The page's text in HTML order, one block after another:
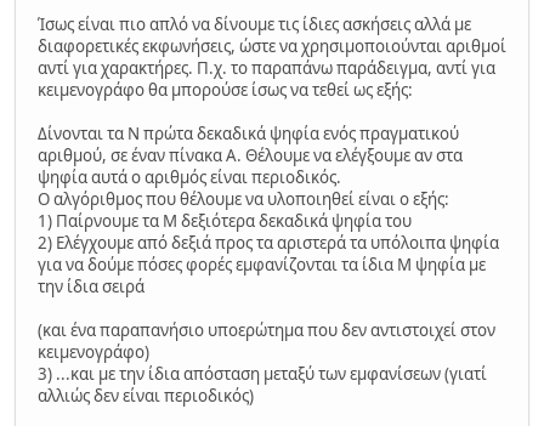
Ίσως είναι πιο απλό να δίνουμε τις ίδιες ασκήσεις αλλά με
διαφορετικές εκφωνήσεις, ώστε να χρησιμοποιούνται αριθμοί
αντί για χαρακτήρες. Π.χ. το παραπάνω παράδειγμα, αντί για
κειμενογράφο θα μπορούσε ίσως να τεθεί ως εξής:
Δίνονται τα Ν πρώτα δεκαδικά ψηφία ενός πραγματικού
αριθμού, σε έναν πίνακα Α. Θέλουμε να ελέγξουμε αν στα
ψηφία αυτά ο αριθμός είναι περιοδικός.
Ο αλγόριθμος που θέλουμε να υλοποιηθεί είναι ο εξής:
1) Παίρνουμε τα Μ δεξιότερα δεκαδικά ψηφία του
2) Ελέγχουμε από δεξιά προς τα αριστερά τα υπόλοιπα ψηφία
για να δούμε πόσες φορές εμφανίζονται τα ίδια Μ ψηφία με
την ίδια σειρά
(και ένα παραπανήσιο υποερώτημα που δεν αντιστοιχεί στον
κειμενογράφο)
3) ...και με την ίδια απόσταση μεταξύ των εμφανίσεων (γιατί
αλλιώς δεν είναι περιοδικός)